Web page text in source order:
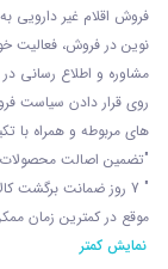
فروش اقلام غیر دارویی به شماره 143/
نوين در فروش، فعاليت
مشاوره و اطلاع رسانی
روی قرار دادن سياست
های مربوطه و همراه با
"تضمين اصالت
" 7 روز ضمانت
موقع در کمترين زمان
نمایش کمتر